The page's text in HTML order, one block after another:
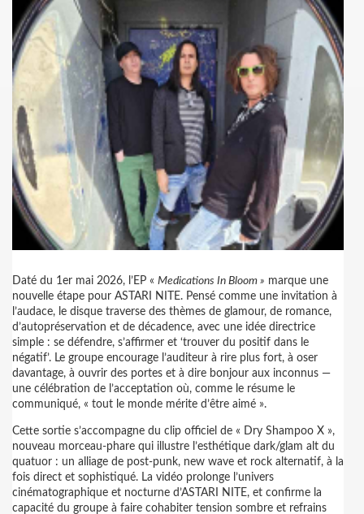
Daté du 1er mai 2026, l’EP « Medications In Bloom » marque une
nouvelle étape pour ASTARI NITE. Pensé comme une invitation à
l’audace, le disque traverse des thèmes de glamour, de romance,
d’autopréservation et de décadence, avec une idée directrice
simple : se défendre, s’affirmer et ‘trouver du positif dans le
négatif’. Le groupe encourage l’auditeur à rire plus fort, à oser
davantage, à ouvrir des portes et à dire bonjour aux inconnus —
une célébration de l’acceptation où, comme le résume le
communiqué, « tout le monde mérite d’être aimé ».
Cette sortie s’accompagne du clip officiel de « Dry Shampoo X »,
nouveau morceau-phare qui illustre l’esthétique dark/glam alt du
quatuor : un alliage de post-punk, new wave et rock alternatif, à la
fois direct et sophistiqué. La vidéo prolonge l’univers
cinématographique et nocturne d’ASTARI NITE, et confirme la
capacité du groupe à faire cohabiter tension sombre et refrains